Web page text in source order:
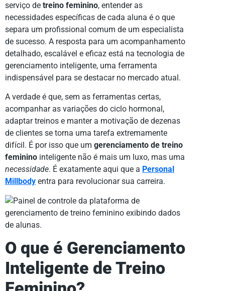
serviço de treino feminino, entender as
necessidades específicas de cada aluna é o que
separa um profissional comum de um especialista
de sucesso. A resposta para um acompanhamento
detalhado, escalável e eficaz está na tecnologia de
gerenciamento inteligente, uma ferramenta
indispensável para se destacar no mercado atual.
A verdade é que, sem as ferramentas certas,
acompanhar as variações do ciclo hormonal,
adaptar treinos e manter a motivação de dezenas
de clientes se torna uma tarefa extremamente
difícil. É por isso que um gerenciamento de treino
feminino inteligente não é mais um luxo, mas uma
necessidade. É exatamente aqui que a Personal
Millbody entra para revolucionar sua carreira.
O que é Gerenciamento
Inteligente de Treino